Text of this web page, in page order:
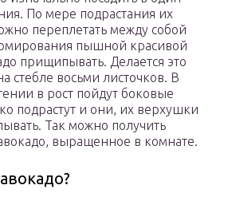
По мере подрастания их
переплетать между собой
пышной красивой
прищипывать. Делается это
стебле восьми листочков. В
в рост пойдут боковые
подрастут и они, их верхушки
Так можно получить
выращенное в комнате.